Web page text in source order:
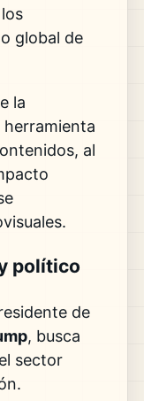
global de
la
herramienta
al
político
de
, busca
sector